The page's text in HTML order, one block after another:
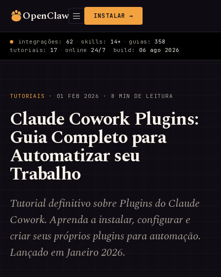
OpenClaw INSTALAR →
integrações: 62 · skills: 14+ · guias: 358 ·
tutoriais: 17 · online 24/7 · build: 06 ago 2026
TUTORIAIS · 01 FEB 2026 · 8 MIN DE LEITURA
Claude Cowork Plugins:
Guia Completo para
Automatizar seu
Trabalho
Tutorial definitivo sobre Plugins do Claude
Cowork. Aprenda a instalar, configurar e
criar seus próprios plugins para automação.
Lançado em Janeiro 2026.